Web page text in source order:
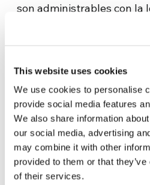
This website uses cookies
We use cookies to personalise
provide social media features
We also share information
our social media, advertising
may combine it with other
provided to them or that
of their services.
son administrables con la
racionalidad basada en
bienestar individual no
relaciones humanas» –
coordinador científico de
3 de marzo impartirá la
La economía del ultimo
milenio -continúa el
entrado definitivamente
comunes. Si seguimos